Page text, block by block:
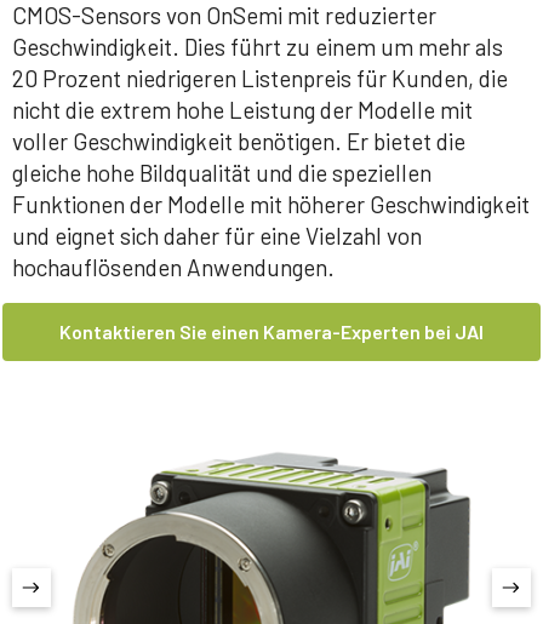
CMOS-Sensors von OnSemi mit reduzierter
Geschwindigkeit. Dies führt zu einem um mehr als
20 Prozent niedrigeren Listenpreis für Kunden, die
nicht die extrem hohe Leistung der Modelle mit
voller Geschwindigkeit benötigen. Er bietet die
gleiche hohe Bildqualität und die speziellen
Funktionen der Modelle mit höherer Geschwindigkeit
und eignet sich daher für eine Vielzahl von
hochauflösenden Anwendungen.
Kontaktieren Sie einen Kamera-Experten bei JAI